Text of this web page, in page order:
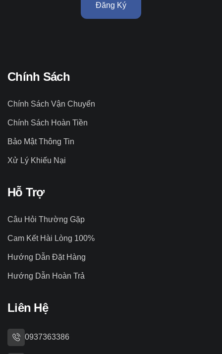
Đăng Ký
Chính Sách
Chính Sách Vận Chuyển
Chính Sách Hoàn Tiền
Bảo Mật Thông Tin
Xử Lý Khiếu Nại
Hỗ Trợ
Câu Hỏi Thường Gặp
Cam Kết Hài Lòng 100%
Hướng Dẫn Đặt Hàng
Hướng Dẫn Hoàn Trả
Liên Hệ
0937363386